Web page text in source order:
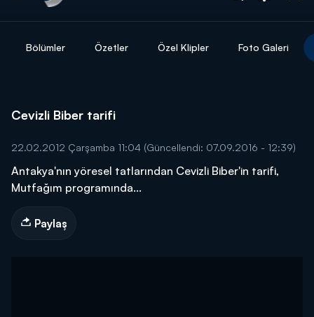
Bölümler Özetler Özel Klipler Foto Galeri
Cevizli Biber tarifi
22.02.2012 Çarşamba 11:04 (Güncellendi: 07.09.2016 - 12:39)
Antakya'nın yöresel tatlarından Cevizli Biber'in tarifi,
Mutfağım programında...
Paylaş